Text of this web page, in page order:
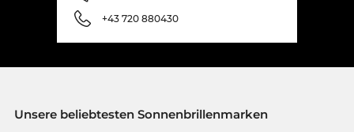
+43 720 880430
Unsere beliebtesten Sonnenbrillenmarken